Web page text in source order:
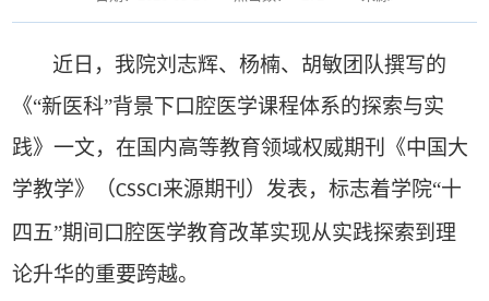
近日，我院刘志辉、杨楠、胡敏团队撰写的
《“新医科”背景下口腔医学课程体系的探索与实
践》一文，在国内高等教育领域权威期刊《中国大
学教学》（CSSCI来源期刊）发表，标志着学院“十
四五”期间口腔医学教育改革实现从实践探索到理
论升华的重要跨越。